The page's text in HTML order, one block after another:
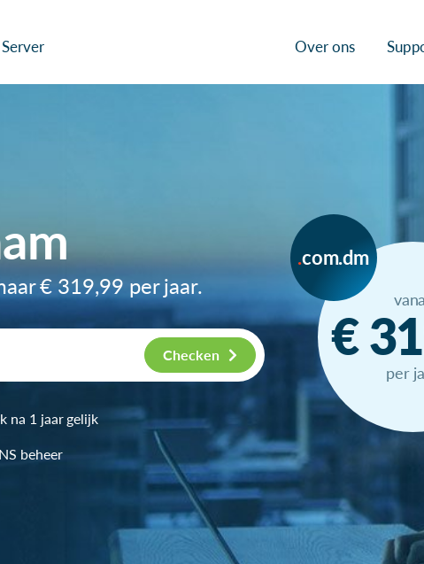
Server Over ons
€ 319,99 per jaar.
Checken
na 1 jaar gelijk
beheer
com.dm
€
per